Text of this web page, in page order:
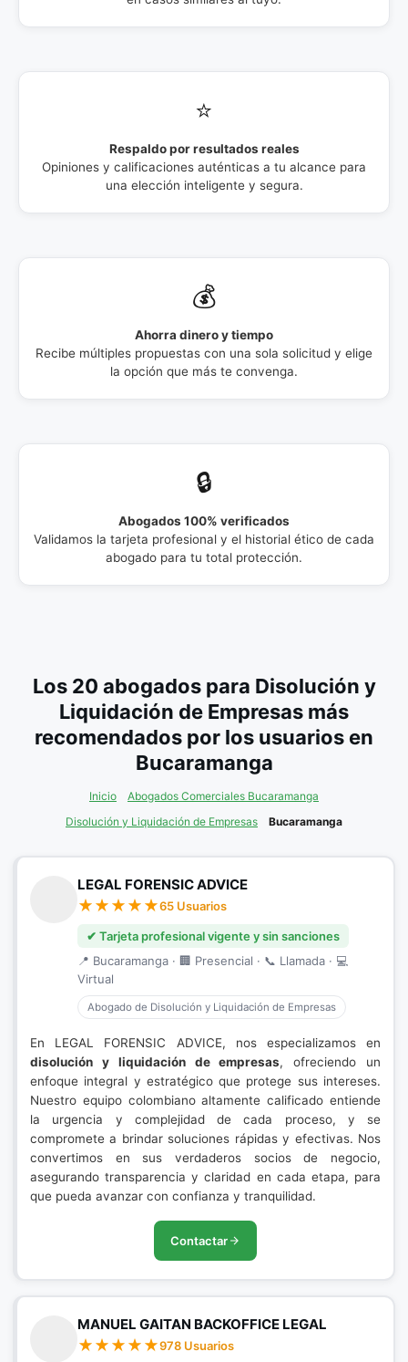
⭐
Respaldo por resultados reales
Opiniones y calificaciones auténticas a tu alcance para
una elección inteligente y segura.
💰
Ahorra dinero y tiempo
Recibe múltiples propuestas con una sola solicitud y elige
la opción que más te convenga.
🔒
Abogados 100% verificados
Validamos la tarjeta profesional y el historial ético de cada
abogado para tu total protección.
Los 20 abogados para Disolución y
Liquidación de Empresas más
recomendados por los usuarios en
Bucaramanga
Inicio
Abogados Comerciales Bucaramanga
Disolución y Liquidación de Empresas
Bucaramanga
LEGAL FORENSIC ADVICE
65 Usuarios
✔ Tarjeta profesional vigente y sin sanciones
📍 Bucaramanga · 🏢 Presencial · 📞 Llamada · 💻
Virtual
Abogado de Disolución y Liquidación de Empresas
En LEGAL FORENSIC ADVICE, nos especializamos en
disolución y liquidación de empresas, ofreciendo un
enfoque integral y estratégico que protege sus intereses.
Nuestro equipo colombiano altamente calificado entiende
la urgencia y complejidad de cada proceso, y se
compromete a brindar soluciones rápidas y efectivas. Nos
convertimos en sus verdaderos socios de negocio,
asegurando transparencia y claridad en cada etapa, para
que pueda avanzar con confianza y tranquilidad.
Contactar
MANUEL GAITAN BACKOFFICE LEGAL
978 Usuarios